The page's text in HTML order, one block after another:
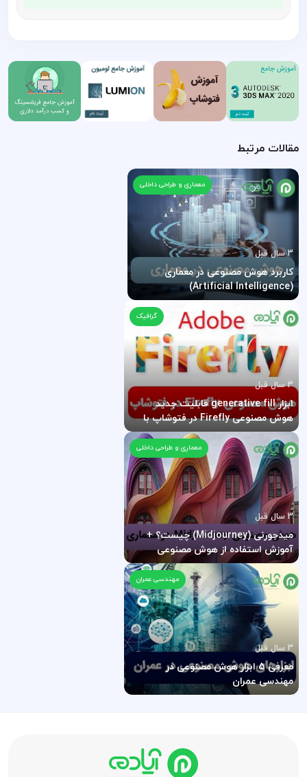
مقالات مرتبط
معماری و طراحی داخلی
3 سال قبل
کاربرد هوش مصنوعی در معماری
(Artificial Intelligence)
گرافیک
3 سال قبل
ابزار generative fill قابلیت جدید
هوش مصنوعی Firefly در فتوشاپ با
وارد کردن دستور متنی
معماری و طراحی داخلی
3 سال قبل
میدجورنی (Midjourney) چیست؟ +
آموزش استفاده از هوش مصنوعی
(Midjourney) میدجرنی در معماری
مهندسی عمران
3 سال قبل
معرفی 5 ابزار هوش مصنوعی در
مهندسی عمران